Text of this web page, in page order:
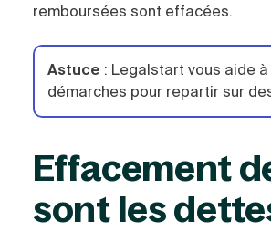
remboursées sont effacées.
Astuce : Legalstart vous aide
démarches pour repartir sur
Effacement
sont les